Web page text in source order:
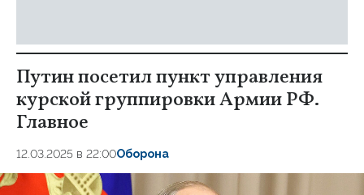
Путин посетил пункт управления
курской группировки Армии РФ.
Главное
12.03.2025 в 22:00Оборона